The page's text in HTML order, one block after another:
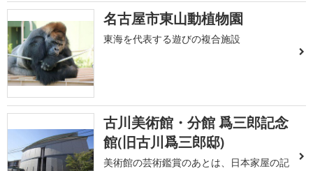
名古屋市東山動植物園
東海を代表する遊びの複合施設
古川美術館・分館 爲三郎記念
館(旧古川爲三郎邸)
美術館の芸術鑑賞のあとは、日本家屋の記